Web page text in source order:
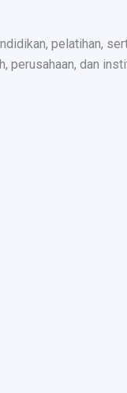
pelatihan,
perusahaan, dan